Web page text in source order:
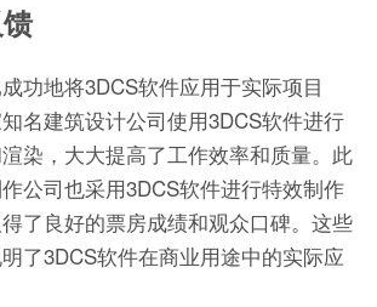
功地将3DCS软件应用于实际项目
名建筑设计公司使用3DCS软件进行
染，大大提高了工作效率和质量。此
公司也采用3DCS软件进行特效制作
了良好的票房成绩和观众口碑。这些
了3DCS软件在商业用途中的实际应